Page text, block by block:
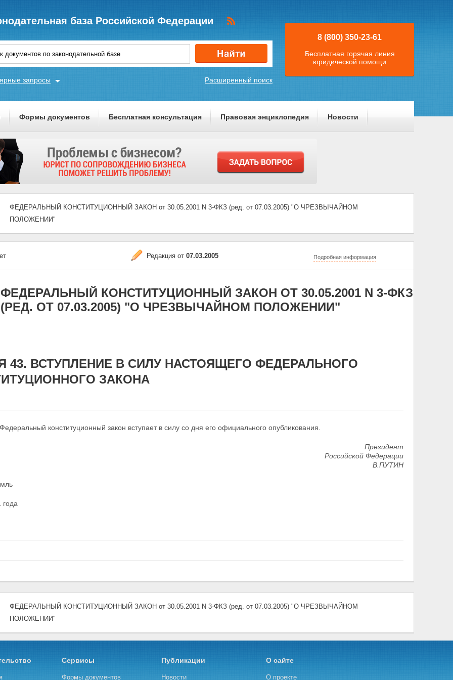
база Российской Федерации
Расширенный поиск
запросы
8 (800) 350-23-61
Бесплатная горячая линия
юридической помощи
Формы документов Бесплатная консультация Правовая энциклопедия Новости
ФЕДЕРАЛЬНЫЙ КОНСТИТУЦИОННЫЙ ЗАКОН от 30.05.2001 N 3-ФКЗ (ред. от 07.03.2005) "О ЧРЕЗВЫЧАЙНОМ
ПОЛОЖЕНИИ"
Редакция от 07.03.2005 Подробная информация
ФЕДЕРАЛЬНЫЙ КОНСТИТУЦИОННЫЙ ЗАКОН ОТ 30.05.2001 N 3-ФКЗ
(РЕД. ОТ 07.03.2005) "О ЧРЕЗВЫЧАЙНОМ ПОЛОЖЕНИИ"
43. ВСТУПЛЕНИЕ В СИЛУ НАСТОЯЩЕГО ФЕДЕРАЛЬНОГО
ЗАКОНА
конституционный закон вступает в силу со дня его официального опубликования.
Президент
Российской Федерации
В.ПУТИН
ФЕДЕРАЛЬНЫЙ КОНСТИТУЦИОННЫЙ ЗАКОН от 30.05.2001 N 3-ФКЗ (ред. от 07.03.2005) "О ЧРЕЗВЫЧАЙНОМ
ПОЛОЖЕНИИ"
Сервисы
Формы документов
Публикации
Новости
О сайте
О проекте